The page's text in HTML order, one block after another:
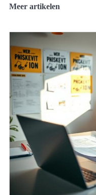
Meer artikelen